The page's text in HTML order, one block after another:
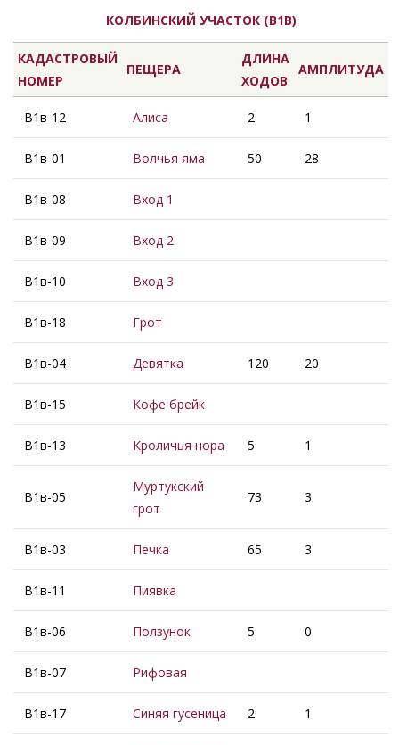
КОЛБИНСКИЙ УЧАСТОК (В1В)
КАДАСТРОВЫЙ
НОМЕР
ПЕЩЕРА
ДЛИНА
ХОДОВ
АМПЛИТУДА
В1в-12 Алиса 2 1
В1в-01 Волчья яма 50 28
В1в-08 Вход 1
В1в-09 Вход 2
В1в-10 Вход 3
В1в-18 Грот
В1в-04 Девятка 120 20
В1в-15 Кофе брейк
В1в-13 Кроличья нора 5 1
В1в-05
Муртукский
грот
73 3
В1в-03 Печка 65 3
В1в-11 Пиявка
В1в-06 Ползунок 5 0
В1в-07 Рифовая
В1в-17 Синяя гусеница 2 1